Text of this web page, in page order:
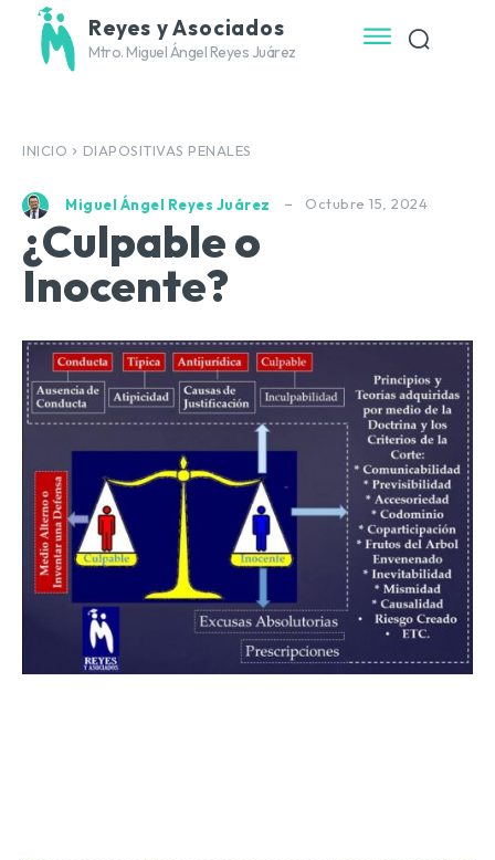
Reyes y Asociados
Mtro. Miguel Ángel Reyes Juárez
INICIO DIAPOSITIVAS PENALES
Miguel Ángel Reyes Juárez Octubre 15, 2024
¿Culpable o
Inocente?